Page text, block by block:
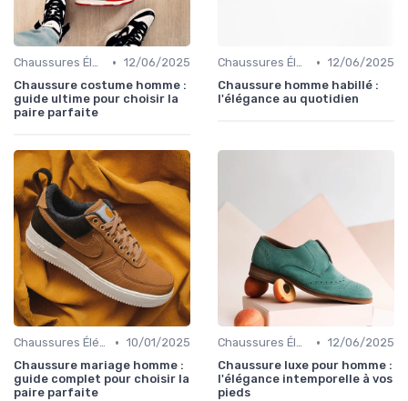
Chaussures Élégantes et de Cérémonie • 12/06/2025
Chaussure costume homme :
guide ultime pour choisir la
paire parfaite
Chaussures Élégantes et de Cérémonie • 12/06/2025
Chaussure homme habillé :
l'élégance au quotidien
Chaussures Élégantes et de Cérémonie • 10/01/2025
Chaussure mariage homme :
guide complet pour choisir la
paire parfaite
Chaussures Élégantes et de Cérémonie • 12/06/2025
Chaussure luxe pour homme :
l'élégance intemporelle à vos
pieds